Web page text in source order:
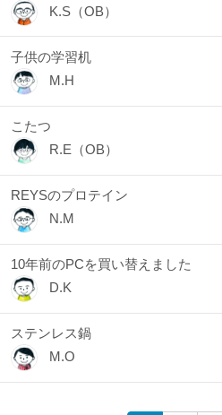
K.S（OB）
M.H
子供の学習机
R.E（OB）
こたつ
N.M
REYSのプロテイン
D.K
10年前のPCを買い替えました
M.O
ステンレス鍋